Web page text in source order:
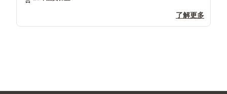
更
了解更多